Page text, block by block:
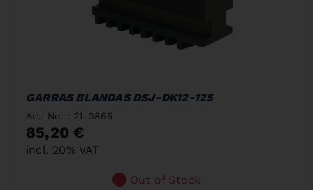
GARRAS BLANDAS DSJ-DK12-125
Art. No. : 21-0865
85,20 €
incl. 20% VAT
Out of Stock